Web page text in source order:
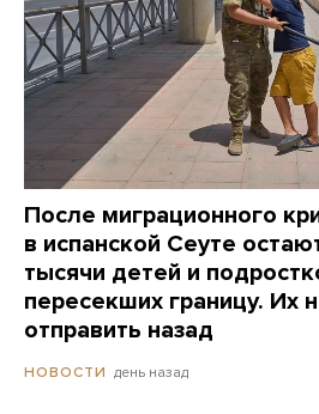
После миграционного
в испанской Сеуте
тысячи детей и
пересекших границу. Их
отправить назад
НОВОСТИ день назад